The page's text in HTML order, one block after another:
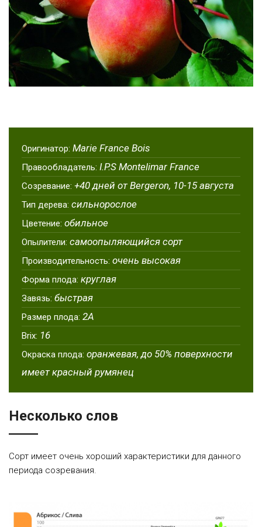
Оригинатор: Marie France Bois
Правообладатель: I.P.S Montelimar France
Созревание: +40 дней от Bergeron, 10-15 августа
Тип дерева: сильнорослое
Цветение: обильное
Опылители: самоопыляющийся сорт
Производительность: очень высокая
Форма плода: круглая
Завязь: быстрая
Размер плода: 2Α
Brix: 16
Окраска плода: оранжевая, до 50% поверхности
имеет красный румянец
Несколько слов
Сорт имеет очень хороший характеристики для данного
периода созревания.